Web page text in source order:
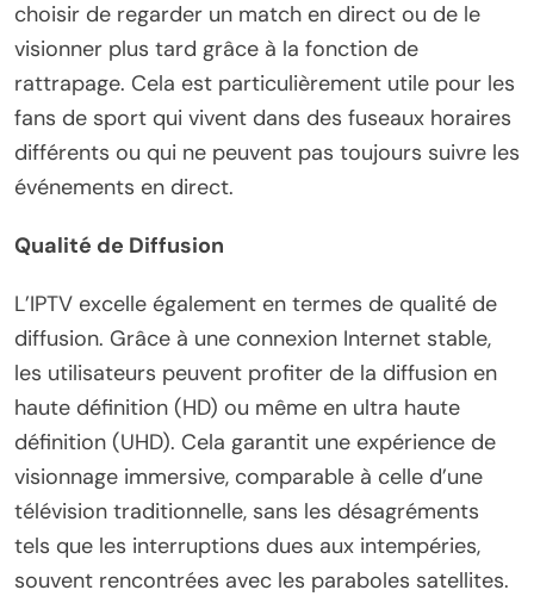
choisir de regarder un match en direct ou de le
visionner plus tard grâce à la fonction de
rattrapage. Cela est particulièrement utile pour les
fans de sport qui vivent dans des fuseaux horaires
différents ou qui ne peuvent pas toujours suivre les
événements en direct.
Qualité de Diffusion
L’IPTV excelle également en termes de qualité de
diffusion. Grâce à une connexion Internet stable,
les utilisateurs peuvent profiter de la diffusion en
haute définition (HD) ou même en ultra haute
définition (UHD). Cela garantit une expérience de
visionnage immersive, comparable à celle d’une
télévision traditionnelle, sans les désagréments
tels que les interruptions dues aux intempéries,
souvent rencontrées avec les paraboles satellites.